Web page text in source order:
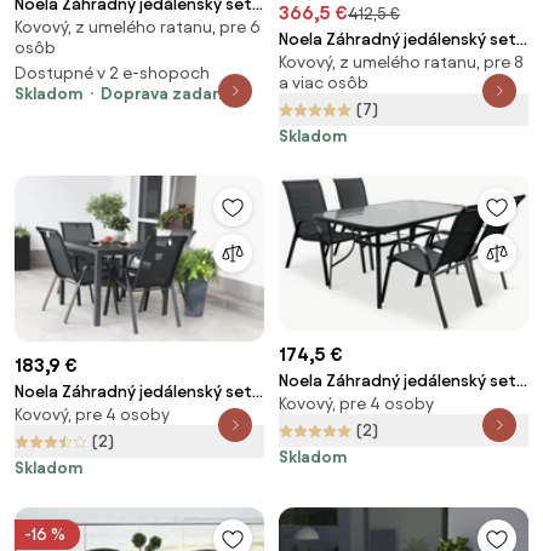
Noela Záhradný jedálenský set
Milano + 6x kovová stolička
Oslo
Kovový, z umelého ratanu, pre 6
osôb
Dostupné v 2 e-shopoch
Skladom
Doprava zadarmo
366,5 €412,5 €
Noela Záhradný jedálenský set
Viking XL + 8x ratanová stolička
Paris
Kovový, z umelého ratanu, pre 8
a viac osôb
(7)
Skladom
183,9 €
Noela Záhradný jedálenský set
Viking M + 4x kovová stolička
Ramada
Kovový, pre 4 osoby
(2)
Skladom
174,5 €
Noela Záhradný jedálenský set
Klaudia transparentný + 4x
kovová stolička Ramada
Kovový, pre 4 osoby
(2)
Skladom
-16 %